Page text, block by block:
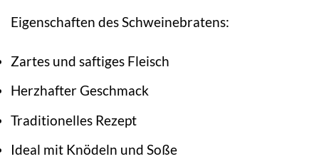
Eigenschaften des Schweinebratens:
Zartes und saftiges Fleisch
Herzhafter Geschmack
Traditionelles Rezept
Ideal mit Knödeln und Soße